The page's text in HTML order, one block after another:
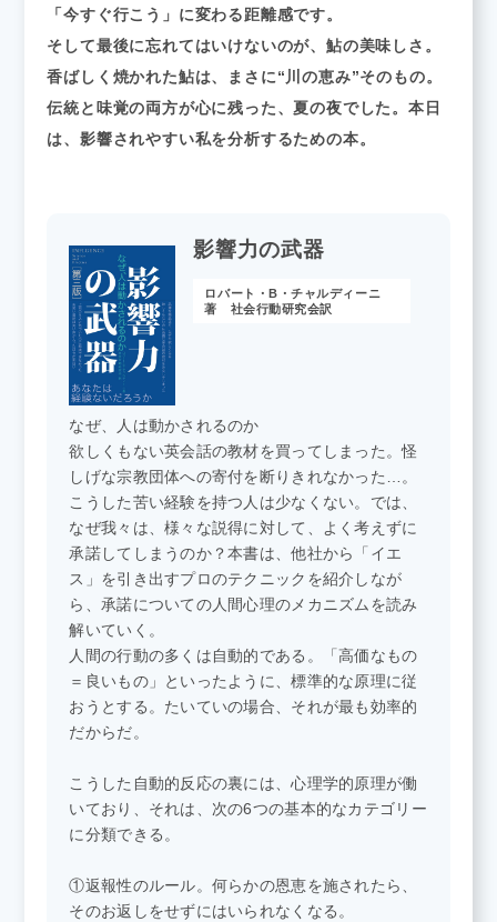
「今すぐ行こう」に変わる距離感です。
そして最後に忘れてはいけないのが、鮎の美味しさ。
香ばしく焼かれた鮎は、まさに“川の恵み”そのもの。
伝統と味覚の両方が心に残った、夏の夜でした。本日
は、影響されやすい私を分析するための本。
影響力の武器
ロバート・B・チャルディーニ
著 社会行動研究会訳
なぜ、人は動かされるのか
欲しくもない英会話の教材を買ってしまった。怪
しげな宗教団体への寄付を断りきれなかった…。
こうした苦い経験を持つ人は少なくない。では、
なぜ我々は、様々な説得に対して、よく考えずに
承諾してしまうのか？本書は、他社から「イエ
ス」を引き出すプロのテクニックを紹介しなが
ら、承諾についての人間心理のメカニズムを読み
解いていく。
人間の行動の多くは自動的である。「高価なもの
＝良いもの」といったように、標準的な原理に従
おうとする。たいていの場合、それが最も効率的
だからだ。
こうした自動的反応の裏には、心理学的原理が働
いており、それは、次の6つの基本的なカテゴリー
に分類できる。
①返報性のルール。何らかの恩恵を施されたら、
そのお返しをせずにはいられなくなる。